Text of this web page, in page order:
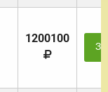
1200100